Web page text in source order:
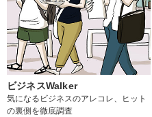
ビジネスWalker
気になるビジネスのアレコレ、ヒット
の裏側を徹底調査